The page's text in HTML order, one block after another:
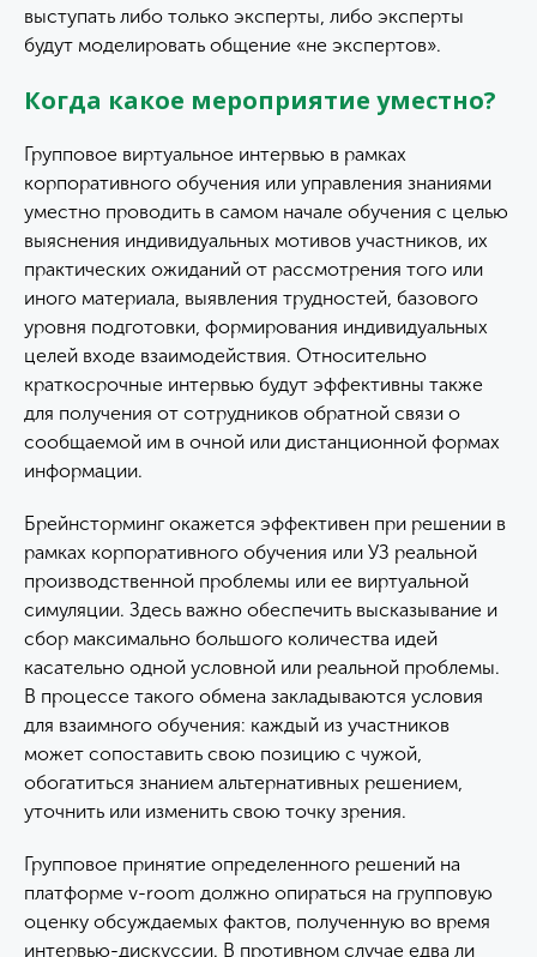
выступать либо только эксперты, либо эксперты
будут моделировать общение «не экспертов».
Когда какое мероприятие уместно?
Групповое виртуальное интервью в рамках
корпоративного обучения или управления знаниями
уместно проводить в самом начале обучения с целью
выяснения индивидуальных мотивов участников, их
практических ожиданий от рассмотрения того или
иного материала, выявления трудностей, базового
уровня подготовки, формирования индивидуальных
целей входе взаимодействия. Относительно
краткосрочные интервью будут эффективны также
для получения от сотрудников обратной связи о
сообщаемой им в очной или дистанционной формах
информации.
Брейнсторминг окажется эффективен при решении в
рамках корпоративного обучения или УЗ реальной
производственной проблемы или ее виртуальной
симуляции. Здесь важно обеспечить высказывание и
сбор максимально большого количества идей
касательно одной условной или реальной проблемы.
В процессе такого обмена закладываются условия
для взаимного обучения: каждый из участников
может сопоставить свою позицию с чужой,
обогатиться знанием альтернативных решением,
уточнить или изменить свою точку зрения.
Групповое принятие определенного решений на
платформе v-room должно опираться на групповую
оценку обсуждаемых фактов, полученную во время
интервью-дискуссии. В противном случае едва ли